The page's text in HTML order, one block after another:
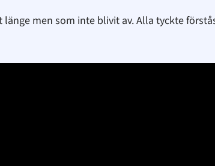
men som inte blivit av. Alla tyckte